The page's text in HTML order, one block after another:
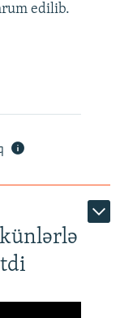
edilib.